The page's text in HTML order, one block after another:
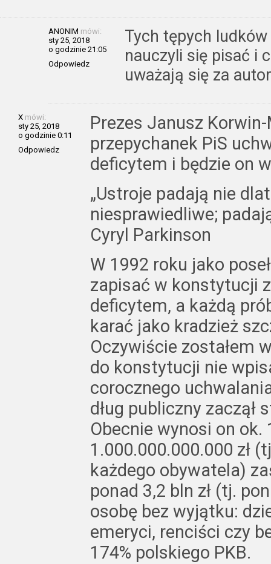
ANONIM mówi:
sty 25, 2018
o godzinie 21:05
Odpowiedz
Tych tępych
nauczyli się pisać i
uważają się za
X mówi:
sty 25, 2018
o godzinie 0:11
Odpowiedz
Prezes Janusz
przepychanek PiS
deficytem i będzie on
„Ustroje padają nie
niesprawiedliwe;
Cyryl Parkinson
W 1992 roku jako
zapisać w konstytucji
deficytem, a każdą
karać jako kradzież
Oczywiście zostałem
do konstytucji nie
corocznego
dług publiczny zaczął
Obecnie wynosi on ok.
1.000.000.000.000 zł
każdego obywatela)
ponad 3,2 bln zł (tj.
osobę bez wyjątku:
emeryci, renciści czy
174% polskiego PKB.